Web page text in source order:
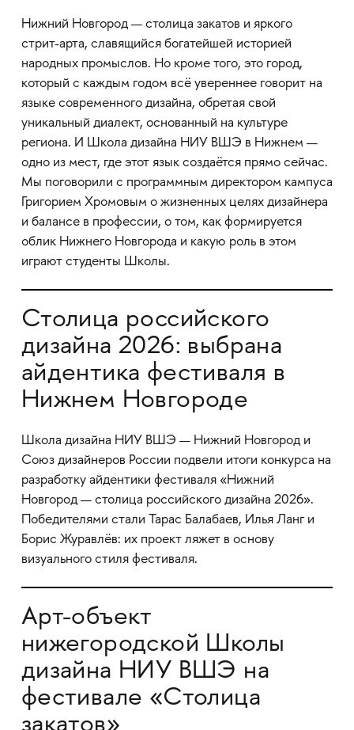
Нижний Новгород — столица закатов и яркого
стрит-арта, славящийся богатейшей историей
народных промыслов. Но кроме того, это город,
который с каждым годом всё увереннее говорит на
языке современного дизайна, обретая свой
уникальный диалект, основанный на культуре
региона. И Школа дизайна НИУ ВШЭ в Нижнем —
одно из мест, где этот язык создаётся прямо сейчас.
Мы поговорили с программным директором кампуса
Григорием Хромовым о жизненных целях дизайнера
и балансе в профессии, о том, как формируется
облик Нижнего Новгорода и какую роль в этом
играют студенты Школы.
Столица российского
дизайна 2026: выбрана
айдентика фестиваля в
Нижнем Новгороде
Школа дизайна НИУ ВШЭ — Нижний Новгород и
Союз дизайнеров России подвели итоги конкурса на
разработку айдентики фестиваля «Нижний
Новгород — столица российского дизайна 2026».
Победителями стали Тарас Балабаев, Илья Ланг и
Борис Журавлёв: их проект ляжет в основу
визуального стиля фестиваля.
Арт-объект
нижегородской Школы
дизайна НИУ ВШЭ на
фестивале «Столица